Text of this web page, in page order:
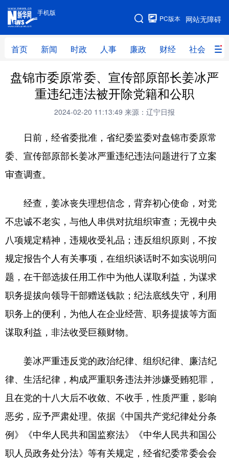
手机版
网站无障碍
PC版本
首页 新闻 时政 人事 廉政 财经 社会 科
手机版
网站地图
首页 新闻 时政 人事
廉政 财经 社会 科技
体育 视频 直播 无人机
地方频道
北京 天津 河北 山西
辽宁 吉林 上海 江苏
浙江 安徽 福建 江西
广东 广西 海南 重庆
四川 贵州 云南 西藏
陕西 甘肃
新疆 内蒙古 黑龙江
多语种频道
English Español Français عربى
Русский язык 日本語 한국어
盘锦市委原常委、宣传部原部长姜冰严
重违纪违法被开除党籍和公职
2024-02-20 11:13:49 来源：辽宁日报
日前，经省委批准，省纪委监委对盘锦市委原常
委、宣传部原部长姜冰严重违纪违法问题进行了立案
审查调查。
经查，姜冰丧失理想信念，背弃初心使命，对党
不忠诚不老实，与他人串供对抗组织审查；无视中央
八项规定精神，违规收受礼品；违反组织原则，不按
规定报告个人有关事项，在组织谈话时不如实说明问
题，在干部选拔任用工作中为他人谋取利益，为谋求
职务提拔向领导干部赠送钱款；纪法底线失守，利用
职务上的便利，为他人在企业经营、职务提拔等方面
谋取利益，非法收受巨额财物。
姜冰严重违反党的政治纪律、组织纪律、廉洁纪
律、生活纪律，构成严重职务违法并涉嫌受贿犯罪，
且在党的十八大后不收敛、不收手，性质严重，影响
恶劣，应予严肃处理。依据《中国共产党纪律处分条
例》《中华人民共和国监察法》《中华人民共和国公
职人员政务处分法》等有关规定，经省纪委常委会会